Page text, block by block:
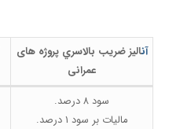
آناليز ضریب بالاسري پروژه های
عمرانی
سود ۸ درصد.
ماليات بر سود ۱ درصد.